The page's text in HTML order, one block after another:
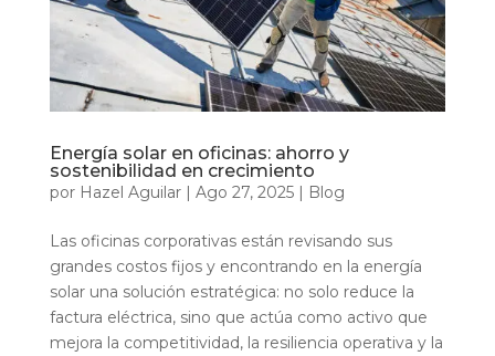
Energía solar en oficinas: ahorro y
sostenibilidad en crecimiento
por Hazel Aguilar| Ago 27, 2025| Blog
Las oficinas corporativas están revisando sus
grandes costos fijos y encontrando en la energía
solar una solución estratégica: no solo reduce la
factura eléctrica, sino que actúa como activo que
mejora la competitividad, la resiliencia operativa y la